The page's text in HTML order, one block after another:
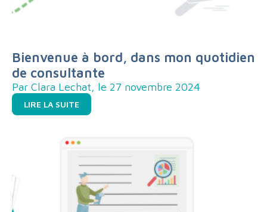
Bienvenue à bord, dans mon quotidien
de consultante
Par Clara Lechat, le 27 novembre 2024
LIRE LA SUITE